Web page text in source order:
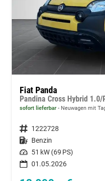
Fiat Panda
Pandina Cross Hybrid 1.0/
sofort lieferbar Neuwagen mit
Fahrzeugnummer 1222728
Kraftstoff Benzin
Leistung 51 kW (69 PS)
01.05.2026